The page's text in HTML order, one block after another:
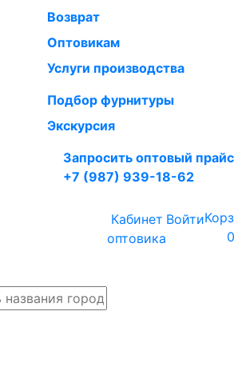
Возврат
Оптовикам
Услуги производства
Подбор фурнитуры
Экскурсия
Запросить оптовый прайс
+7 (987) 939-18-62
Кабинет
оптовика
Войти
0